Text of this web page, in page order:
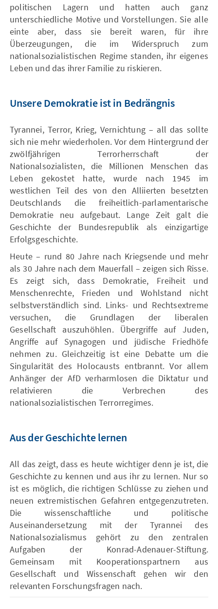
politischen Lagern und hatten auch ganz
unterschiedliche Motive und Vorstellungen. Sie alle
einte aber, dass sie bereit waren, für ihre
Überzeugungen, die im Widerspruch zum
nationalsozialistischen Regime standen, ihr eigenes
Leben und das ihrer Familie zu riskieren.
Unsere Demokratie ist in Bedrängnis
Tyrannei, Terror, Krieg, Vernichtung – all das sollte
sich nie mehr wiederholen. Vor dem Hintergrund der
zwölfjährigen Terrorherrschaft der
Nationalsozialisten, die Millionen Menschen das
Leben gekostet hatte, wurde nach 1945 im
westlichen Teil des von den Alliierten besetzten
Deutschlands die freiheitlich-parlamentarische
Demokratie neu aufgebaut. Lange Zeit galt die
Geschichte der Bundesrepublik als einzigartige
Erfolgsgeschichte.
Heute – rund 80 Jahre nach Kriegsende und mehr
als 30 Jahre nach dem Mauerfall – zeigen sich Risse.
Es zeigt sich, dass Demokratie, Freiheit und
Menschenrechte, Frieden und Wohlstand nicht
selbstverständlich sind. Links- und Rechtsextreme
versuchen, die Grundlagen der liberalen
Gesellschaft auszuhöhlen. Übergriffe auf Juden,
Angriffe auf Synagogen und jüdische Friedhöfe
nehmen zu. Gleichzeitig ist eine Debatte um die
Singularität des Holocausts entbrannt. Vor allem
Anhänger der AfD verharmlosen die Diktatur und
relativieren die Verbrechen des
nationalsozialistischen Terrorregimes.
Aus der Geschichte lernen
All das zeigt, dass es heute wichtiger denn je ist, die
Geschichte zu kennen und aus ihr zu lernen. Nur so
ist es möglich, die richtigen Schlüsse zu ziehen und
neuen extremistischen Gefahren entgegenzutreten.
Die wissenschaftliche und politische
Auseinandersetzung mit der Tyrannei des
Nationalsozialismus gehört zu den zentralen
Aufgaben der Konrad-Adenauer-Stiftung.
Gemeinsam mit Kooperationspartnern aus
Gesellschaft und Wissenschaft gehen wir den
relevanten Forschungsfragen nach.